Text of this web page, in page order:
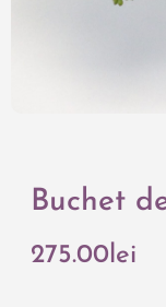
Buchet
275.00lei